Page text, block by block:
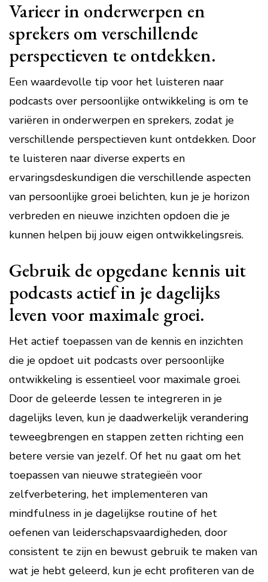
Varieer in onderwerpen en
sprekers om verschillende
perspectieven te ontdekken.
Een waardevolle tip voor het luisteren naar
podcasts over persoonlijke ontwikkeling is om te
variëren in onderwerpen en sprekers, zodat je
verschillende perspectieven kunt ontdekken. Door
te luisteren naar diverse experts en
ervaringsdeskundigen die verschillende aspecten
van persoonlijke groei belichten, kun je je horizon
verbreden en nieuwe inzichten opdoen die je
kunnen helpen bij jouw eigen ontwikkelingsreis.
Gebruik de opgedane kennis uit
podcasts actief in je dagelijks
leven voor maximale groei.
Het actief toepassen van de kennis en inzichten
die je opdoet uit podcasts over persoonlijke
ontwikkeling is essentieel voor maximale groei.
Door de geleerde lessen te integreren in je
dagelijks leven, kun je daadwerkelijk verandering
teweegbrengen en stappen zetten richting een
betere versie van jezelf. Of het nu gaat om het
toepassen van nieuwe strategieën voor
zelfverbetering, het implementeren van
mindfulness in je dagelijkse routine of het
oefenen van leiderschapsvaardigheden, door
consistent te zijn en bewust gebruik te maken van
wat je hebt geleerd, kun je echt profiteren van de